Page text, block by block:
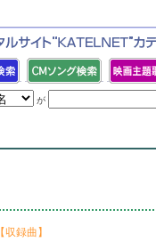
が
【収録曲】